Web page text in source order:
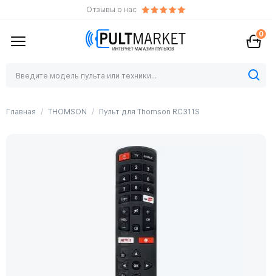
Отзывы о нас
0
Главная THOMSON Пульт для Thomson RC311S